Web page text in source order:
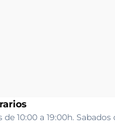
10:00 a 19:00h. Sabados